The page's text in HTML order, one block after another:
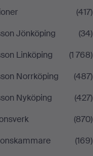
(417)
Jönköping
(34)
Linköping
(1 768)
Norrköping
(487)
Nyköping
(427)
(870)
(169)